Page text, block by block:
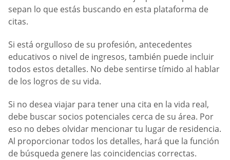
sepan lo que estás buscando en esta plataforma de
citas.
Si está orgulloso de su profesión, antecedentes
educativos o nivel de ingresos, también puede incluir
todos estos detalles. No debe sentirse tímido al hablar
de los logros de su vida.
Si no desea viajar para tener una cita en la vida real,
debe buscar socios potenciales cerca de su área. Por
eso no debes olvidar mencionar tu lugar de residencia.
Al proporcionar todos los detalles, hará que la función
de búsqueda genere las coincidencias correctas.